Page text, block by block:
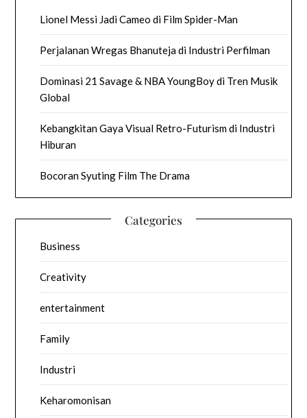
Lionel Messi Jadi Cameo di Film Spider-Man
Perjalanan Wregas Bhanuteja di Industri Perfilman
Dominasi 21 Savage & NBA YoungBoy di Tren Musik
Global
Kebangkitan Gaya Visual Retro-Futurism di Industri
Hiburan
Bocoran Syuting Film The Drama
Categories
Business
Creativity
entertainment
Family
Industri
Keharomonisan